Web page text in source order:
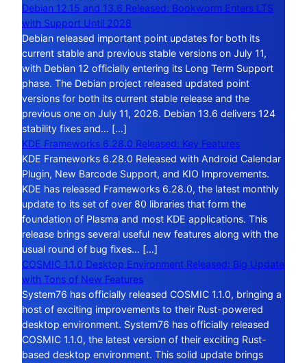
Debian 12.15 and 13.6 Released: Bookworm Enters LTS
with Support Until 2028
Debian released important point updates for both its
current stable and previous stable versions on July 11,
with Debian 12 officially entering its Long Term Support
phase. The Debian project released updated point
versions for both its current stable release and the
previous one on July 11, 2026. Debian 13.6 delivers 124
stability fixes and… […]
KDE Frameworks 6.28.0 Released: Key Features
KDE Frameworks 6.28.0 Released with Android Calendar
Plugin, New Barcode Support, and KIO Improvements.
KDE has released Frameworks 6.28.0, the latest monthly
update to its set of over 80 libraries that form the
foundation of Plasma and most KDE applications. This
release brings several useful new features along with the
usual round of bug fixes… […]
COSMIC 1.1.0 Desktop Environment Released: Big Update
with Tons of New Features
System76 has officially released COSMIC 1.1.0, bringing a
host of exciting improvements to their Rust-powered
desktop environment. System76 has officially released
COSMIC 1.1.0, the latest version of their exciting Rust-
based desktop environment. This solid update brings